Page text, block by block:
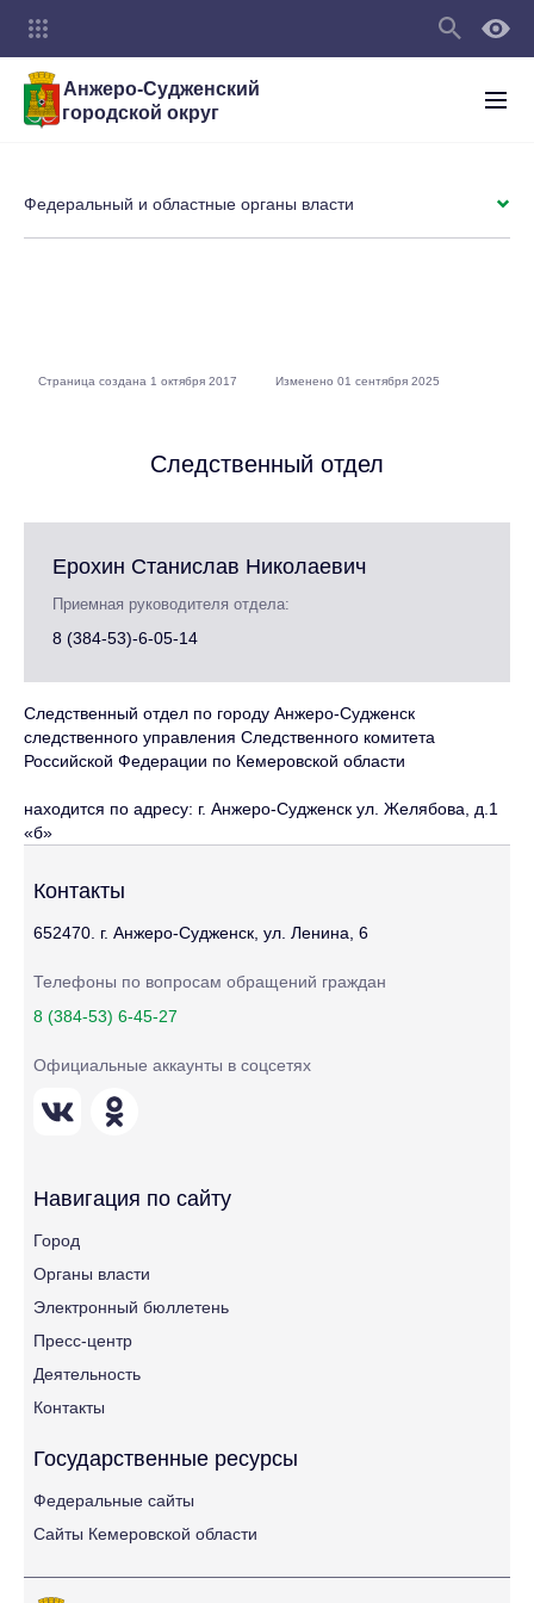
Анжеро-Судженский
городской округ
Следственный отдел
Ерохин Станислав Николаевич
Приемная руководителя отдела:
8 (384-53)-6-05-14
Следственный отдел по городу Анжеро-Судженск
следственного управления Следственного комитета
Российской Федерации по Кемеровской области
находится по адресу: г. Анжеро-Судженск ул. Желябова, д.1
«б»
Федеральный и областные органы власти
Страница создана 1 октября 2017 Изменено 01 сентября 2025
Контакты
652470. г. Анжеро-Судженск, ул. Ленина, 6
Телефоны по вопросам обращений граждан
8 (384-53) 6-45-27
Официальные аккаунты в соцсетях
Навигация по сайту
Город
Органы власти
Электронный бюллетень
Пресс-центр
Деятельность
Контакты
Государственные ресурсы
Федеральные сайты
Сайты Кемеровской области